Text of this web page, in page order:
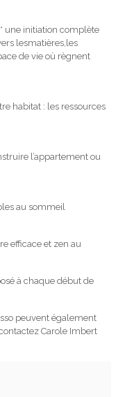
une initiation complète
lesmatières,les
de vie où règnent
habitat : les ressources
l’appartement ou
au sommeil
efficace et zen au
à chaque début de
peuvent également
Carole Imbert